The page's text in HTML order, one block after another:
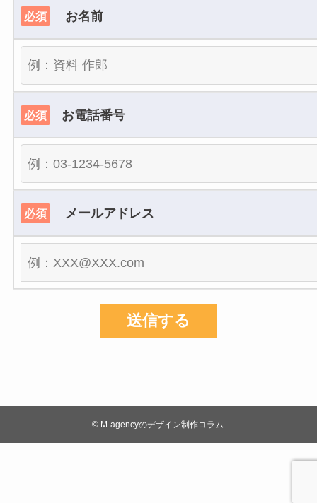
必須 お名前
必須 お電話番号
必須 メールアドレス
©M-agencyのデザイン制作コラム.